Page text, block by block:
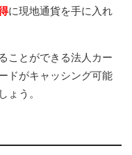
に現地通貨を手に入れ
ことができる法人カー
ドがキャッシング可能
ょう。